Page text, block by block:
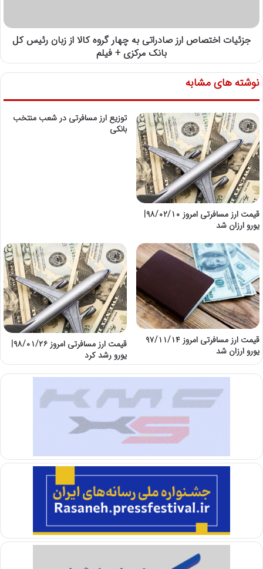
جزئیات اختصاص ارز صادراتى به چهار گروه کالا از زبان رئیس کل
بانک مرکزی + فیلم
نوشته های مشابه
قیمت ارز مسافرتی امروز ۹۸/۰۲/۱۰|
یورو ارزان شد
توزیع ارز مسافرتی در شعب منتخب
بانکی
قیمت ارز مسافرتی امروز ۹۷/۱۱/۱۴
یورو ارزان شد
قیمت ارز مسافرتی امروز ۹۸/۰۱/۲۶|
یورو رشد کرد